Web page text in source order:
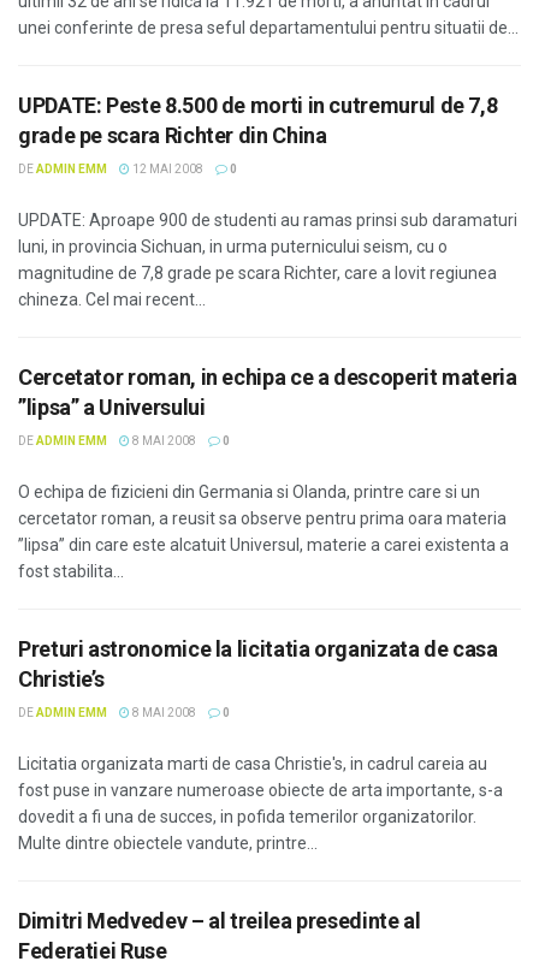
unei conferinte de presa seful departamentului pentru situatii de...
UPDATE: Peste 8.500 de morti in cutremurul de 7,8
grade pe scara Richter din China
DEADMIN EMM 12 MAI 2008 0
UPDATE: Aproape 900 de studenti au ramas prinsi sub daramaturi
luni, in provincia Sichuan, in urma puternicului seism, cu o
magnitudine de 7,8 grade pe scara Richter, care a lovit regiunea
chineza. Cel mai recent...
Cercetator roman, in echipa ce a descoperit materia
”lipsa” a Universului
DEADMIN EMM 8 MAI 2008 0
O echipa de fizicieni din Germania si Olanda, printre care si un
cercetator roman, a reusit sa observe pentru prima oara materia
”lipsa” din care este alcatuit Universul, materie a carei existenta a
fost stabilita...
Preturi astronomice la licitatia organizata de casa
Christie’s
DEADMIN EMM 8 MAI 2008 0
Licitatia organizata marti de casa Christie's, in cadrul careia au
fost puse in vanzare numeroase obiecte de arta importante, s-a
dovedit a fi una de succes, in pofida temerilor organizatorilor.
Multe dintre obiectele vandute, printre...
Dimitri Medvedev – al treilea presedinte al
Federatiei Ruse